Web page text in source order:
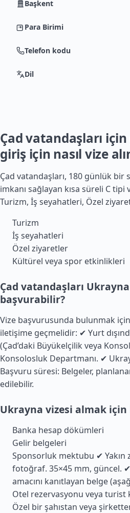
Başkent
Para Birimi
Telefon kodu
Dil
Çad vatandaşları
giriş için nasıl vize
Çad vatandaşları, 180 günlük
imkanı sağlayan kısa süreli C tipi
Turizm, İş seyahatleri, Özel
Turizm
İş seyahatleri
Özel ziyaretler
Kültürel veya spor etkinlikleri
Çad vatandaşları
başvurabilir?
Vize başvurusunda bulunmak
iletişime geçmelidir: ✔ Yurt
(Çad’daki Büyükelçilik veya
Konsolosluk Departmanı. ✔
Başvuru süresi: Belgeler,
edilebilir.
Ukrayna vizesi almak
Banka hesap dökümleri
Gelir belgeleri
Sponsorluk mektubu ✔
fotoğraf. 35×45 mm, güncel.
amacını kanıtlayan belge
Otel rezervasyonu veya turist
Özel bir şahıstan veya